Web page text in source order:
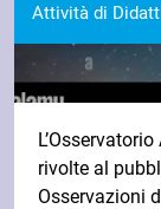
Attività di
rivolte al
Osservazioni